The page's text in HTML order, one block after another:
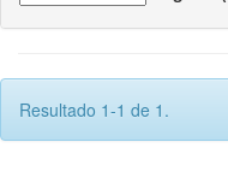
Resultado 1-1 de 1.